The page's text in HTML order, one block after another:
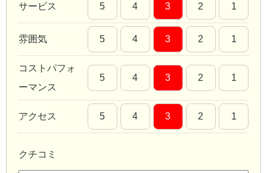
サービス 5 4 3 2 1
雰囲気 5 4 3 2 1
コストパフォ
ーマンス
5 4 3 2 1
アクセス 5 4 3 2 1
クチコミ